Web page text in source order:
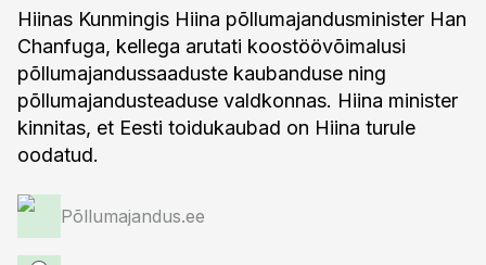
Hiinas Kunmingis Hiina põllumajandusminister Han
Chanfuga, kellega arutati koostöövõimalusi
põllumajandussaaduste kaubanduse ning
põllumajandusteaduse valdkonnas. Hiina minister
kinnitas, et Eesti toidukaubad on Hiina turule
oodatud.
Põllumajandus.ee